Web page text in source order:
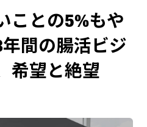
ことの5%もや
間の腸活ビジ
希望と絶望